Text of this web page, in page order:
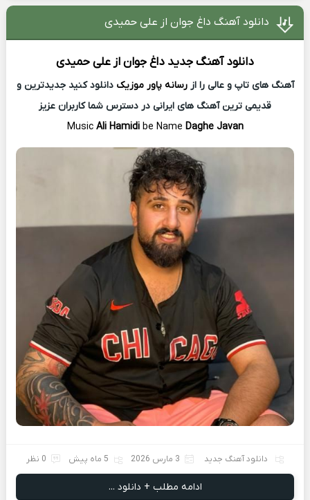
دانلود آهنگ داغ جوان از علی حمیدی
دانلود آهنگ جدید داغ جوان ازعلی حمیدی
آهنگ های تاپ و عالی را ازرسانه پاور موزیک دانلود کنید جدیدترین و
قدیمی ترین آهنگ های ایرانی در دسترس شما کاربران عزیز
MusicAli Hamidi be Name Daghe Javan
دانلود آهنگ جدید 3 مارس 2026 5 ماه پیش 0 نظر
ادامه مطلب + دانلود ...